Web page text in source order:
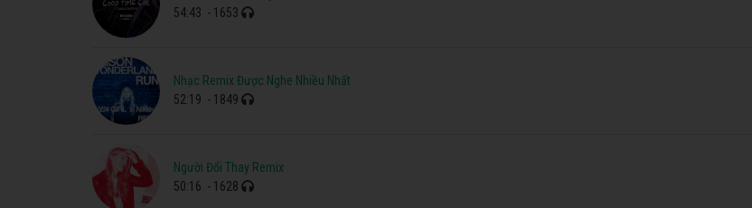
54:43 - 1653
Nhạc Remix Được Nghe Nhiều Nhất
52:19 - 1849
Người Đổi Thay Remix
50:16 - 1628